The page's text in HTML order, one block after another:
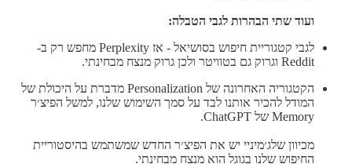
ועוד שתי הבהרות לגבי הטבלה:
לגבי קטגוריית חיפוש בסושיאל - אז Perplexity מחפש רק ב-
Reddit וגרוק גם בטוויטר ולכן גרוק מנצח מבחינתי.
הקטגוריה האחרונה של Personalization מדברת על היכולת של
המודל להכיר אותנו לבד על סמך השימוש שלנו, למשל הפיצ׳ר
Memory של ChatGPT.
מכיוון שלג׳מיניי יש את הפיצ׳ר החדש שמשתמש בהיסטוריית
החיפוש שלנו בגוגל הוא מנצח מבחינתי.